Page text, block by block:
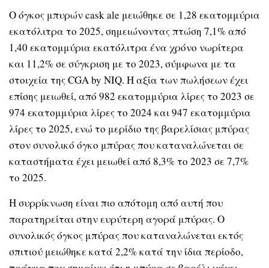
Ο όγκος μπυρών cask ale μειώθηκε σε 1,28 εκατομμύρια
εκατόλιτρα το 2025, σημειώνοντας πτώση 7,1% από
1,40 εκατομμύρια εκατόλιτρα ένα χρόνο νωρίτερα
και 11,2% σε σύγκριση με το 2023, σύμφωνα με τα
στοιχεία της CGA by NIQ. Η αξία των πωλήσεων έχει
επίσης μειωθεί, από 982 εκατομμύρια λίρες το 2023 σε
974 εκατομμύρια λίρες το 2024 και 947 εκατομμύρια
λίρες το 2025, ενώ το μερίδιο της βαρελίσιας μπύρας
στον συνολικό όγκο μπύρας που καταναλώνεται σε
καταστήματα έχει μειωθεί από 8,3% το 2023 σε 7,7%
το 2025.
Η συρρίκνωση είναι πιο απότομη από αυτή που
παρατηρείται στην ευρύτερη αγορά μπύρας. Ο
συνολικός όγκος μπύρας που καταναλώνεται εκτός
σπιτιού μειώθηκε κατά 2,2% κατά την ίδια περίοδο,